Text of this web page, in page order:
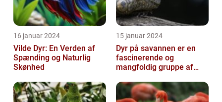
16 januar 2024
Vilde Dyr: En Verden af
Spænding og Naturlig
Skønhed
15 januar 2024
Dyr på savannen er en
fascinerende og
mangfoldig gruppe af
sig det hårde o...